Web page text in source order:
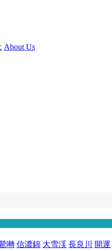
About Us
囀 信濃錦 大雪渓 長良川 開運